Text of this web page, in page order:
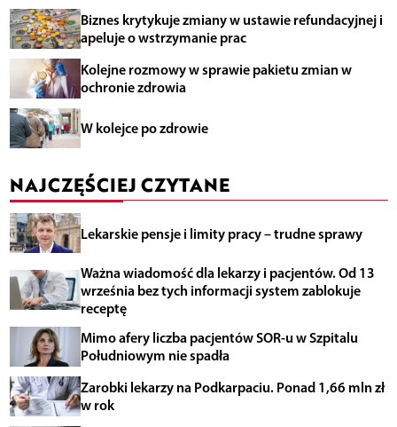
Biznes krytykuje zmiany w ustawie refundacyjnej i
apeluje o wstrzymanie prac
Kolejne rozmowy w sprawie pakietu zmian w
ochronie zdrowia
W kolejce po zdrowie
NAJCZĘŚCIEJ CZYTANE
Lekarskie pensje i limity pracy – trudne sprawy
Ważna wiadomość dla lekarzy i pacjentów. Od 13
września bez tych informacji system zablokuje
receptę
Mimo afery liczba pacjentów SOR-u w Szpitalu
Południowym nie spadła
Zarobki lekarzy na Podkarpaciu. Ponad 1,66 mln zł
w rok